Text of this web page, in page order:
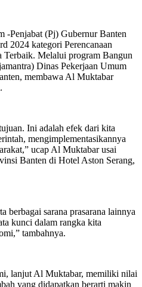
Penjabat (Pj) Gubernur Banten
2024 kategori Perencanaan
Terbaik. Melalui program Bangun
Dinas Pekerjaan Umum
membawa Al Muktabar
Ini adalah efek dari kita
mengimplementasikannya
ucap Al Muktabar usai
Banten di Hotel Aston Serang,
berbagai sarana prasarana lainnya
kunci dalam rangka kita
tambahnya.
lanjut Al Muktabar, memiliki nilai
yang didapatkan berarti makin